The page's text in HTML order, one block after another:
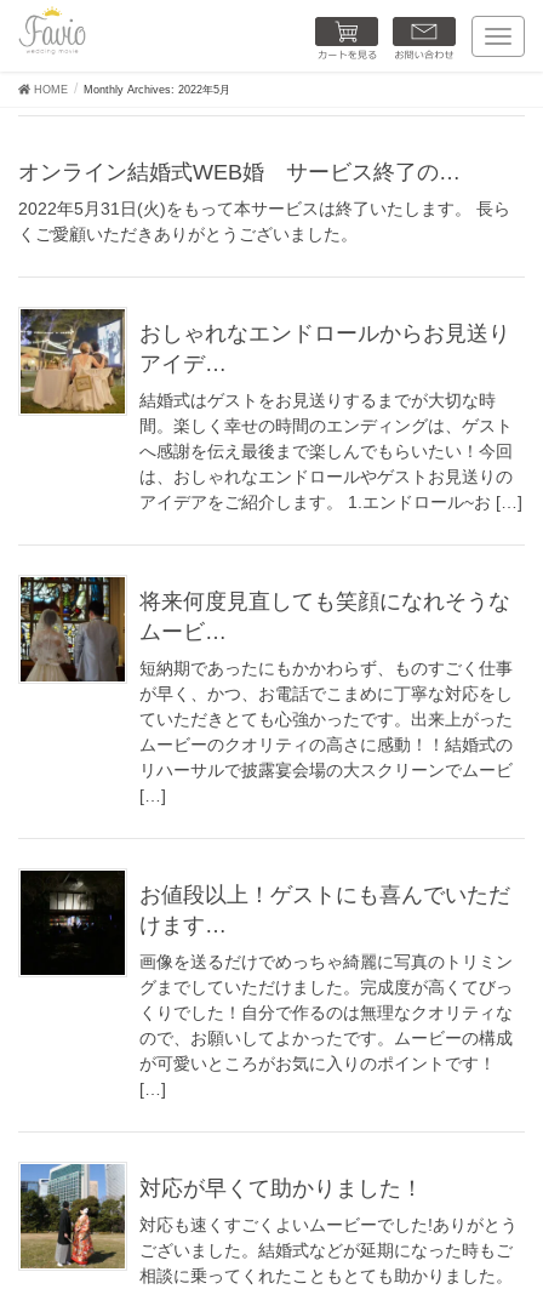
T
o
l
v
o
n
お問い合わせ
カートを見る
HOME Monthly Archives: 2022年5月
オンライン結婚式WEB婚 サービス終了の…
2022年5月31日(火)をもって本サービスは終了いたします。 長ら
くご愛顧いただきありがとうございました。
おしゃれなエンドロールからお見送り
アイデ…
結婚式はゲストをお見送りするまでが大切な時
間。楽しく幸せの時間のエンディングは、ゲスト
へ感謝を伝え最後まで楽しんでもらいたい！今回
は、おしゃれなエンドロールやゲストお見送りの
アイデアをご紹介します。 1.エンドロール~お […]
将来何度見直しても笑顔になれそうな
ムービ…
短納期であったにもかかわらず、ものすごく仕事
が早く、かつ、お電話でこまめに丁寧な対応をし
ていただきとても心強かったです。出来上がった
ムービーのクオリティの高さに感動！！結婚式の
リハーサルで披露宴会場の大スクリーンでムービ
[…]
お値段以上！ゲストにも喜んでいただ
けます…
画像を送るだけでめっちゃ綺麗に写真のトリミン
グまでしていただけました。完成度が高くてびっ
くりでした！自分で作るのは無理なクオリティな
ので、お願いしてよかったです。ムービーの構成
が可愛いところがお気に入りのポイントです！
[…]
対応が早くて助かりました！
対応も速くすごくよいムービーでした!ありがとう
ございました。結婚式などが延期になった時もご
相談に乗ってくれたこともとても助かりました。